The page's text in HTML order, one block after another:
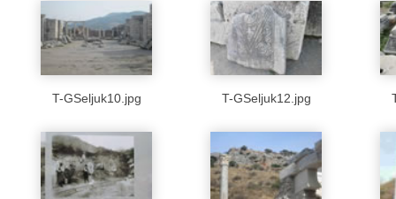
T-GSeljuk10.jpg T-GSeljuk12.jpg